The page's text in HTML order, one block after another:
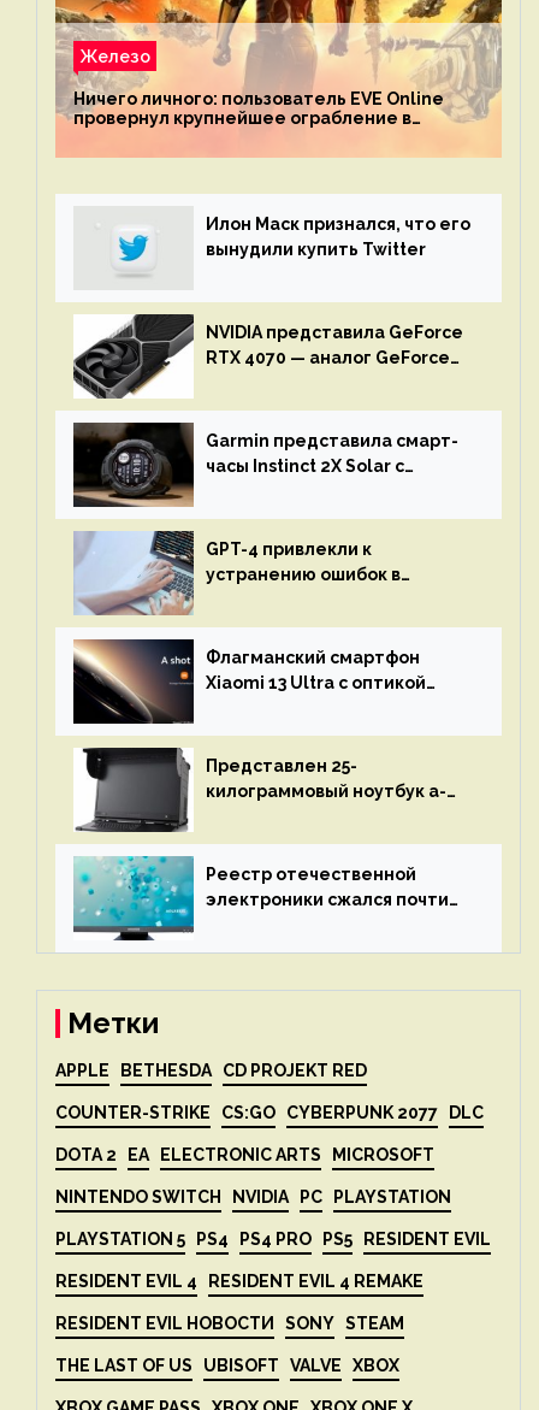
Железо
Ничего личного: пользователь EVE Online
провернул крупнейшее ограбление в
механике
Илон Маск признался, что его
вынудили купить Twitter
NVIDIA представила GeForce
RTX 4070 — аналог GeForce
Garmin представила смарт-
часы Instinct 2X Solar с
GPT-4 привлекли к
устранению ошибок в
остановится до полного
восстановления кода и
объяснит, что пошло не так
Флагманский смартфон
Xiaomi 13 Ultra с оптикой
представят 18 апреля
Представлен 25-
килограммовый ноутбук a-
до 3 Тбайт DDR5 и шесть
дисплеев
Реестр отечественной
электроники сжался почти
Метки
APPLE BETHESDA CD PROJEKT RED
COUNTER-STRIKE CS:GO CYBERPUNK 2077 DLC
DOTA 2 EA ELECTRONIC ARTS MICROSOFT
NINTENDO SWITCH NVIDIA PC PLAYSTATION
PLAYSTATION 5 PS4 PS4 PRO PS5 RESIDENT EVIL
RESIDENT EVIL 4 RESIDENT EVIL 4 REMAKE
RESIDENT EVIL НОВОСТИ SONY STEAM
THE LAST OF US UBISOFT VALVE XBOX